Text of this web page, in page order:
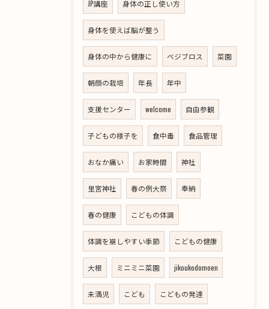
JP講座 身体の正し使い方
身体を使えば脳が整う
身体の中から健康に ベジブロス 菜園
朝顔の栽培 年長 年中
支援センター welcome 自由参観
子どもの様子を 食中毒 食品管理
おなか痛い お家時間 神社
里宮神社 春の例大祭 奉納
春の健康 こどもの体調
体調を崩しやすい季節 こどもの健康
大根 ミニミニ菜園 jikoukodomoen
未満児 こども こどもの発達